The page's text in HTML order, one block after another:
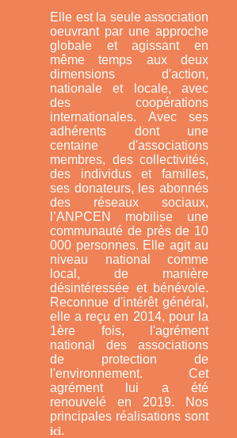
Elle est la seule association
oeuvrant par une approche
globale et agissant en
même temps aux deux
dimensions d'action,
nationale et locale, avec
des coopérations
internationales. Avec ses
adhérents dont une
centaine d'associations
membres, des collectivités,
des individus et familles,
ses donateurs, les abonnés
des réseaux sociaux,
l’ANPCEN mobilise une
communauté de près de 10
000 personnes. Elle agit au
niveau national comme
local, de manière
désintéressée et bénévole.
Reconnue d'intérêt général,
elle a reçu en 2014, pour la
1ère fois, l'agrément
national des associations
de protection de
l'environnement. Cet
agrément lui a été
renouvelé en 2019. Nos
principales réalisations sont
ici.